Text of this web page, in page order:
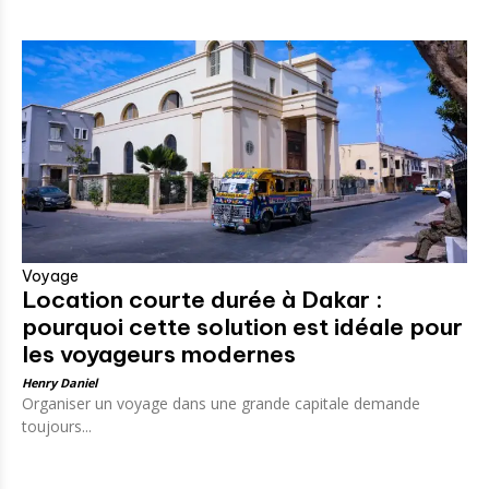
Voyage
Location courte durée à Dakar :
pourquoi cette solution est idéale pour
les voyageurs modernes
Henry Daniel
Organiser un voyage dans une grande capitale demande
toujours...